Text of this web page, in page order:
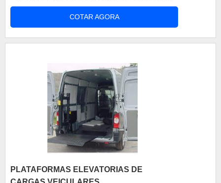
é designado a tipos específicos de moto como o
retentor de bengala ttr 125. A bengala da moto é
uma parte essencial da moto responsável por
COTAR AGORA
PLATAFORMAS ELEVATORIAS DE